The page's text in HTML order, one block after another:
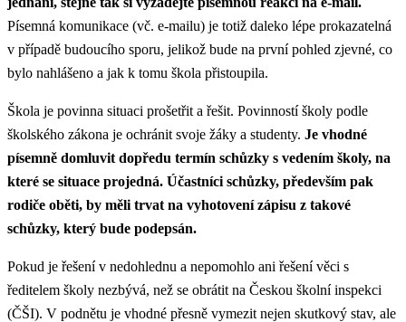
Písemná komunikace (vč. e-mailu) je totiž daleko lépe prokazatelná
v případě budoucího sporu, jelikož bude na první pohled zjevné, co
bylo nahlášeno a jak k tomu škola přistoupila.
Škola je povinna situaci prošetřit a řešit. Povinností školy podle
školského zákona je ochránit svoje žáky a studenty. Je vhodné
písemně domluvit dopředu termín schůzky s vedením školy, na
které se situace projedná. Účastníci schůzky, především pak
rodiče oběti, by měli trvat na vyhotovení zápisu z takové
schůzky, který bude podepsán.
Pokud je řešení v nedohlednu a nepomohlo ani řešení věci s
ředitelem školy nezbývá, než se obrátit na Českou školní inspekci
(ČŠI). V podnětu je vhodné přesně vymezit nejen skutkový stav, ale